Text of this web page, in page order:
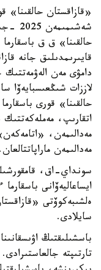
«قازاقستان
حالقىنا» ق ق باسقارما
قايىرىمدىلىق جانە
دامۋى مەن الەۋمەتتىك
لاززات شىڭعىسبايەۆا
حالقىنا» قورى
اتقارىپ،
مەدالىمەن،
مەدالىمەن ماراپاتتالعان.
سونداي-اق،
ايساعاليەۆانى
ەلشىبەكوۆتى
سايلادى.
باسشىلىقتىڭ
تارتىپتە